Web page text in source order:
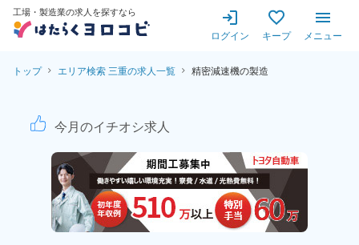
工場・製造業の求人を探すなら
ログイン キープ メニュー
トップ エリア検索 三重の求人一覧 精密減速機の製造
精密減速機の製造！未経験
今月のイチオシ求人